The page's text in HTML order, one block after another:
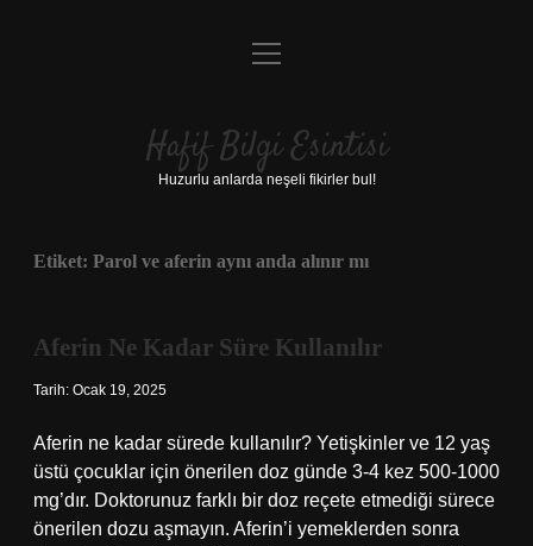
Anasayfa
Yasal Uyarı
menüyü
Hafif Bilgi Esintisi
Huzurlu anlarda neşeli fikirler bul!
Etiket: Parol ve aferin aynı anda alınır mı
Aferin Ne Kadar Süre Kullanılır
Tarih: Ocak 19, 2025
Aferin ne kadar sürede kullanılır? Yetişkinler ve 12 yaş
üstü çocuklar için önerilen doz günde 3-4 kez 500-1000
mg’dır. Doktorunuz farklı bir doz reçete etmediği sürece
önerilen dozu aşmayın. Aferin’i yemeklerden sonra